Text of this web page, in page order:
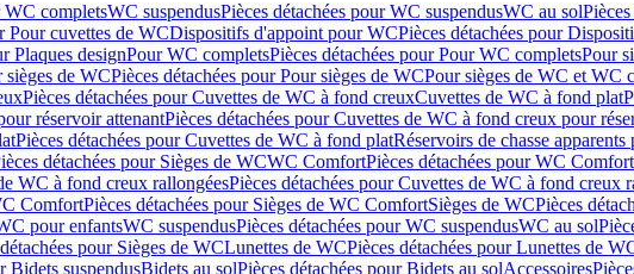
WC completsWC suspendusPièces détachées pour WC suspendusWC au sol
Pour cuvettes de WCDispositifs d'appoint pour WCPièces détachées pour
Plaques designPour WC completsPièces détachées pour Pour WC completsPour
sièges de WCPièces détachées pour Pour sièges de WCPour sièges de WC et WC
Pièces détachées pour Cuvettes de WC à fond creuxCuvettes de WC à fond plat
réservoir attenantPièces détachées pour Cuvettes de WC à fond creux pour
Pièces détachées pour Cuvettes de WC à fond platRéservoirs de chasse
détachées pour Sièges de WCWC ComfortPièces détachées pour WC Comfort
WC à fond creux rallongéesPièces détachées pour Cuvettes de WC à fond creux
ComfortPièces détachées pour Sièges de WC ComfortSièges de WCPièces
pour enfantsWC suspendusPièces détachées pour WC suspendusWC au sol
pour Sièges de WCLunettes de WCPièces détachées pour Lunettes de
Bidets suspendusBidets au solPièces détachées pour Bidets au solAccessoires